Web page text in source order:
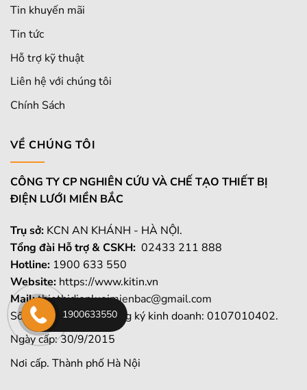
Tin khuyến mãi
Tin tức
Hỗ trợ kỹ thuật
Liên hệ với chúng tôi
Chính Sách
VỀ CHÚNG TÔI
CÔNG TY CP NGHIÊN CỨU VÀ CHẾ TẠO THIẾT BỊ
ĐIỆN LƯỚI MIỀN BẮC
Trụ sở: KCN AN KHÁNH - HÀ NỘI.
Tổng đài Hỗ trợ & CSKH: 02433 211 888
Hotline: 1900 633 550
Website: https://www.kitin.vn
Mail:thietbidienluoimienbac@gmail.com
Số giấy chứng nhận đăng ký kinh doanh: 0107010402.
Ngày cấp: 30/9/2015
Nơi cấp. Thành phố Hà Nội
1900633550